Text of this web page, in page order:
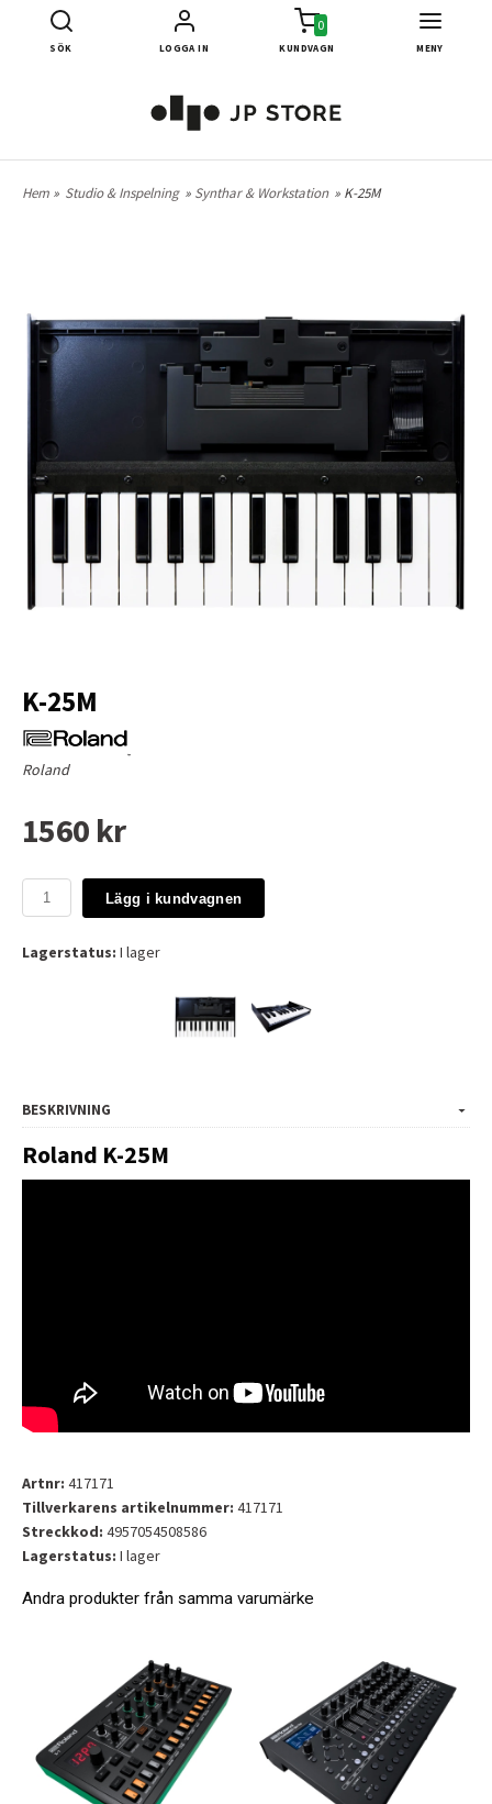
SÖK LOGGA IN
0
KUNDVAGN MENY
Hem » Studio & Inspelning » Synthar & Workstation » K-25M
K-25M
Roland
1560 kr
Lägg i kundvagnen
Lagerstatus: I lager
BESKRIVNING
Roland K-25M
Artnr: 417171
Tillverkarens artikelnummer: 417171
Streckkod: 4957054508586
Lagerstatus: I lager
Andra produkter från samma varumärke